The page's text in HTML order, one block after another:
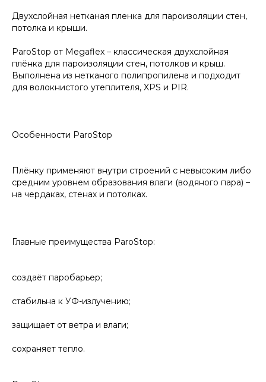
Двухслойная нетканая пленка для пароизоляции стен,
потолка и крыши.
ParoStop от Megaflex – классическая двухслойная
плёнка для пароизоляции стен, потолков и крыш.
Выполнена из нетканого полипропилена и подходит
для волокнистого утеплителя, XPS и PIR.
Особенности ParoStop
Плёнку применяют внутри строений с невысоким либо
средним уровнем образования влаги (водяного пара) –
на чердаках, стенах и потолках.
Главные преимущества ParoStop:
создаёт паробарьер;
стабильна к УФ-излучению;
защищает от ветра и влаги;
сохраняет тепло.